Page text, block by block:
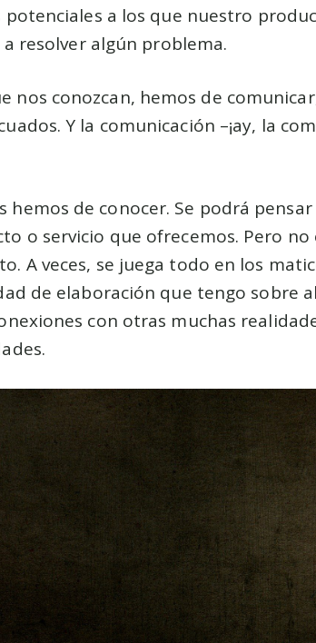
potenciales a los que nuestro
resolver algún problema.
nos conozcan, hemos de
Y la comunicación –¡ay, la
hemos de conocer. Se podrá
o servicio que ofrecemos. Pero no
A veces, se juega todo en los
de elaboración que tengo sobre
con otras muchas